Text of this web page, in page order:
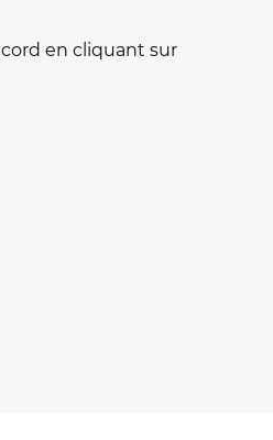
en cliquant sur